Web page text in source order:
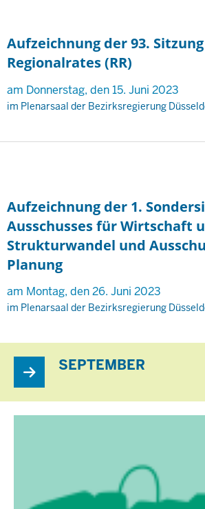
Aufzeichnung der 93.
Regionalrates (RR)
am Donnerstag, den 15. Juni 2023
im Plenarsaal der Bezirksregierung
Aufzeichnung der 1.
Ausschusses für Wirtschaft
Strukturwandel und
Planung
am Montag, den 26. Juni 2023
im Plenarsaal der Bezirksregierung
SEPTEMBER